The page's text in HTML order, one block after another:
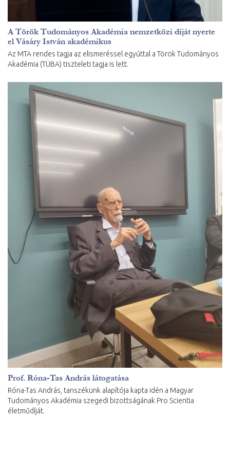
A Török Tudományos Akadémia nemzetközi díját nyerte
el Vásáry István akadémikus
Az MTA rendes tagja az elismeréssel egyúttal a Török Tudományos
Akadémia (TÜBA) tiszteleti tagja is lett.
Prof. Róna-Tas András látogatása
Róna-Tas András, tanszékünk alapítója kapta idén a Magyar
Tudományos Akadémia szegedi bizottságának Pro Scientia
életműdíját.